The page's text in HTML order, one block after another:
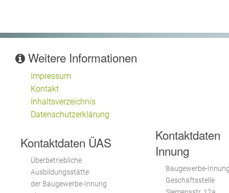
Weitere Informationen
Impressum
Kontakt
Inhaltsverzeichnis
Datenschutzerklärung
Kontaktdaten ÜAS
Überbetriebliche
Ausbildungsstätte
der Baugewerbe-Innung
Kontaktdaten
Innung
Baugewerbe-
Geschäftsstelle